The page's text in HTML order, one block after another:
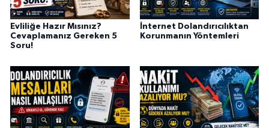
Evliliğe Hazır Mısınız?
Cevaplamanız Gereken 5
Soru!
İnternet Dolandırıcılıktan
Korunmanın Yöntemleri